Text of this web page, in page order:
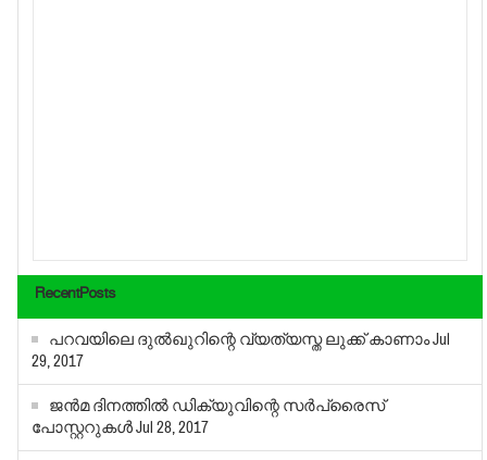
RecentPosts
പറവയിലെ ദുൽഖുറിന്റെ വ്യത്യസ്ത ലുക്ക് കാണാംJul
29, 2017
ജന്‍മ ദിനത്തില്‍ ഡിക്യുവിന്റെ സര്‍പ്രൈസ്
പോസ്റ്ററുകള്‍Jul 28, 2017